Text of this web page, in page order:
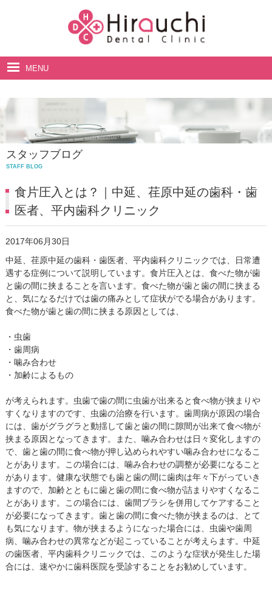
MENU
院長・スタッフ紹介
診療案内
アクセス・診療時間
スタッフブログ
STAFF BLOG
食片圧入とは？｜中延、荏原中延の歯科・歯
医者、平内歯科クリニック
2017年06月30日
中延、荏原中延の歯科・歯医者、平内歯科クリニックでは、日常遭
遇する症例について説明しています。食片圧入とは、食べた物が歯
と歯の間に挟まることを言います。食べた物が歯と歯の間に挟まる
と、気になるだけでは歯の痛みとして症状がでる場合があります。
食べた物が歯と歯の間に挟まる原因としては、
・虫歯
・歯周病
・噛み合わせ
・加齢によるもの
が考えられます。虫歯で歯の間に虫歯が出来ると食べ物が挟まりや
すくなりますのです、虫歯の治療を行います。歯周病が原因の場合
には、歯がグラグラと動揺して歯と歯の間に隙間が出来て食べ物が
挟まる原因となってきます。また、噛み合わせは日々変化しますの
で、歯と歯の間に食べ物が押し込められやすい噛み合わせになるこ
とがあります。この場合には、噛み合わせの調整が必要になること
があります。健康な状態でも歯と歯の間に歯肉は年々下がっていき
ますので、加齢とともに歯と歯の間に食べ物が詰まりやすくなるこ
とがあります。この場合には、歯間ブラシを併用してケアすること
が必要になってきます。歯と歯の間に食べた物が挟まるのは、とて
も気になります。物が挟まるようになった場合には、虫歯や歯周
病、噛み合わせの異常などが起こっていることが考えらます。中延
の歯医者、平内歯科クリニックでは、このような症状が発生した場
合には、速やかに歯科医院を受診することをお勧めしています。